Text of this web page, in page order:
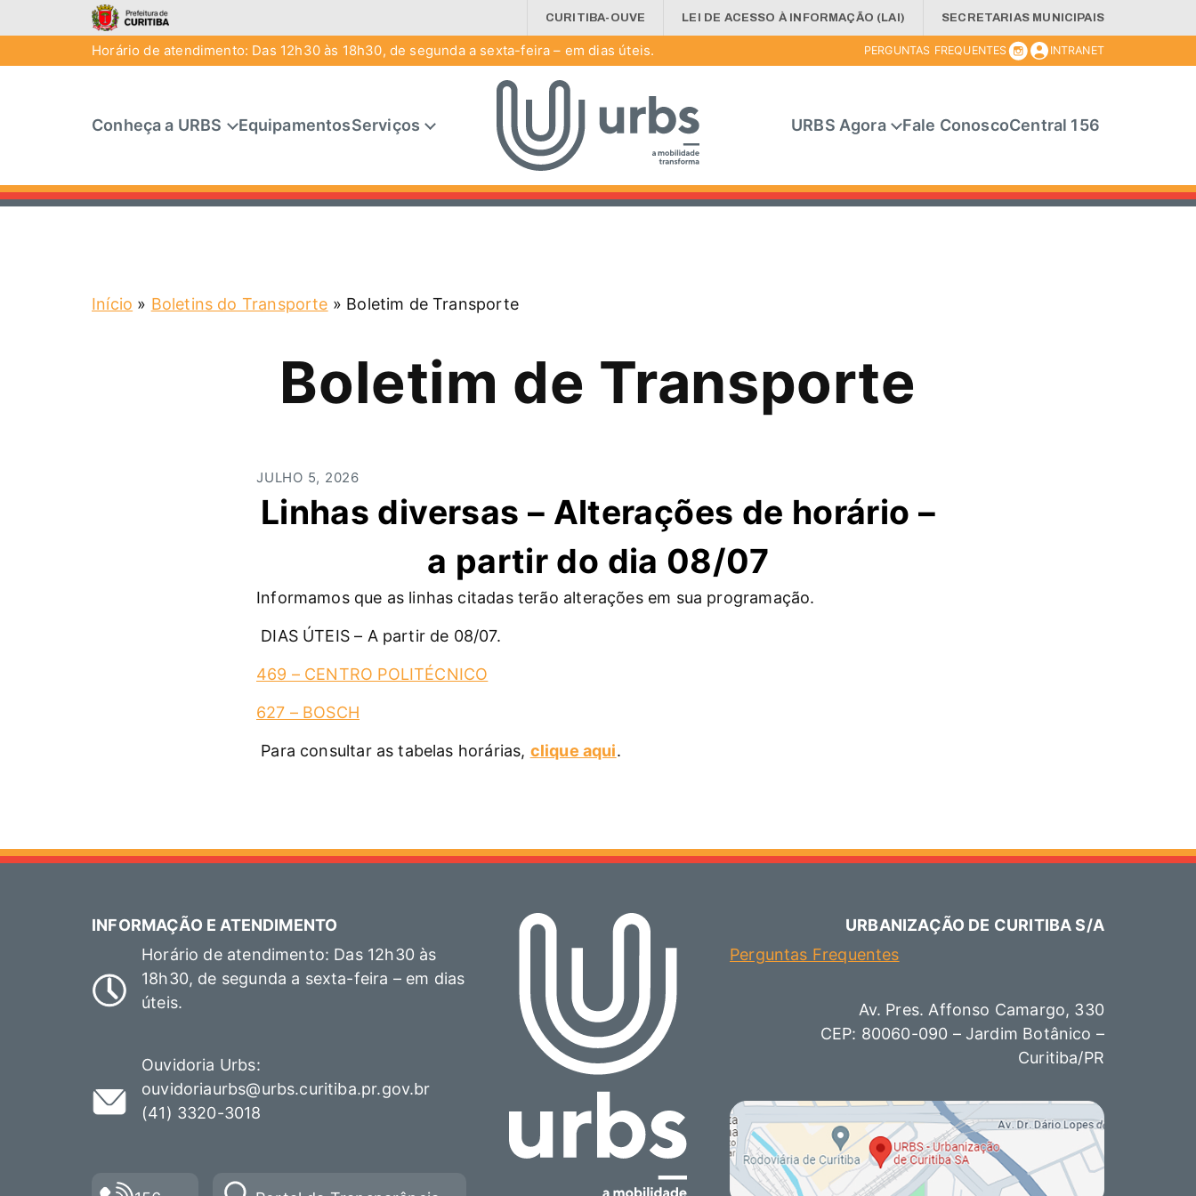
CURITIBA-OUVE LEI DE ACESSO À INFORMAÇÃO (LAI) SECRETARIAS MUNICIPAIS
Horário de atendimento: Das 12h30 às 18h30, de segunda a sexta-feira – em dias úteis. PERGUNTAS FREQUENTES INTRANET
Conheça a URBS EquipamentosServiços URBS Agora Fale ConoscoCentral 156
Início » Boletins do Transporte » Boletim de Transporte
Boletim de Transporte
JULHO 5, 2026
Linhas diversas – Alterações de horário –
a partir do dia 08/07
Informamos que as linhas citadas terão alterações em sua programação.
DIAS ÚTEIS – A partir de 08/07.
469 – CENTRO POLITÉCNICO
627 – BOSCH
Para consultar as tabelas horárias, clique aqui.
INFORMAÇÃO E ATENDIMENTO
Horário de atendimento: Das 12h30 às
18h30, de segunda a sexta-feira – em dias
úteis.
Ouvidoria Urbs:
ouvidoriaurbs@urbs.curitiba.pr.gov.br
(41) 3320-3018
URBANIZAÇÃO DE CURITIBA S/A
Perguntas Frequentes
Av. Pres. Affonso Camargo, 330
CEP: 80060-090 – Jardim Botânico –
Curitiba/PR